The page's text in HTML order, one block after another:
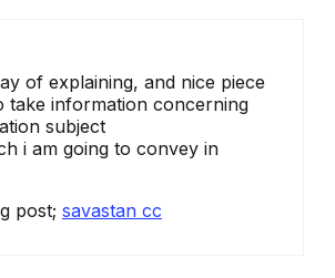
of explaining, and nice piece
take information concerning
subject
i am going to convey in
post; savastan cc